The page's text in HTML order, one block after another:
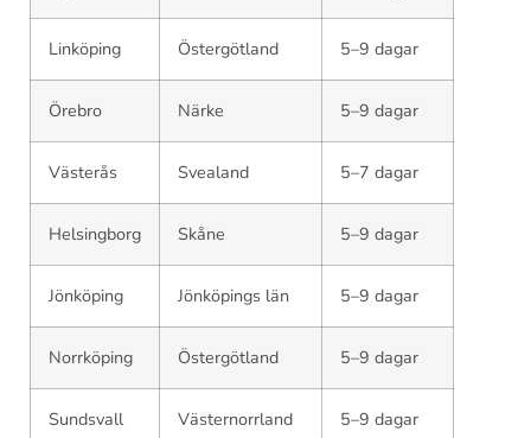
Linköping Östergötland 5–9 dagar
Örebro Närke 5–9 dagar
Västerås Svealand 5–7 dagar
Helsingborg Skåne 5–9 dagar
Jönköping Jönköpings län 5–9 dagar
Norrköping Östergötland 5–9 dagar
Sundsvall Västernorrland 5–9 dagar